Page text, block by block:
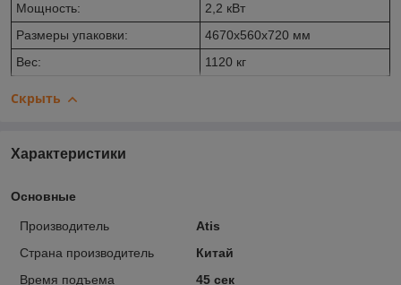
Мощность:
2,2 кВт
Размеры упаковки:
4670x560x720 мм
Вес:
1120 кг
Скрыть
Характеристики
Основные
Производитель
Atis
Страна производитель
Китай
Время подъема
45 сек